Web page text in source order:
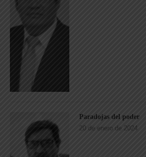
Paradojas del poder
20 de enero de 2024